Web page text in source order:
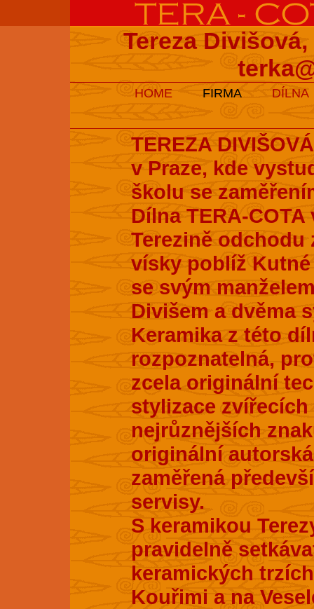
Tereza
HOME FIRMA DÍLNA
TEREZA
v Praze, kde
školu se
Dílna TERA-
Terezině odchodu
vísky poblíž Kutné
se svým
Divišem a dvěma
Keramika z této
rozpoznatelná,
zcela originální
stylizace
nejrůznějších
originální
zaměřená
servisy.
S keramikou
pravidelně
keramických
Kouřimi a na